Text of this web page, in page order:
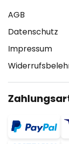
AGB
Datenschutz
Impressum